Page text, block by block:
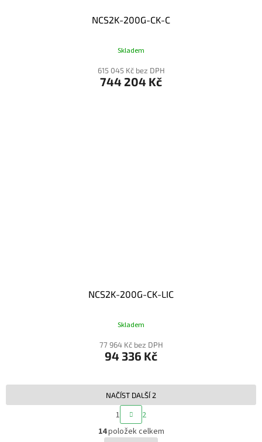
NCS2K-200G-CK-C
Skladem
615 045 Kč bez DPH
744 204 Kč
NCS2K-200G-CK-LIC
Skladem
77 964 Kč bez DPH
94 336 Kč
O
V
NAČÍST DALŠÍ 2
S
T
R
Á
1
2
14položek celkem